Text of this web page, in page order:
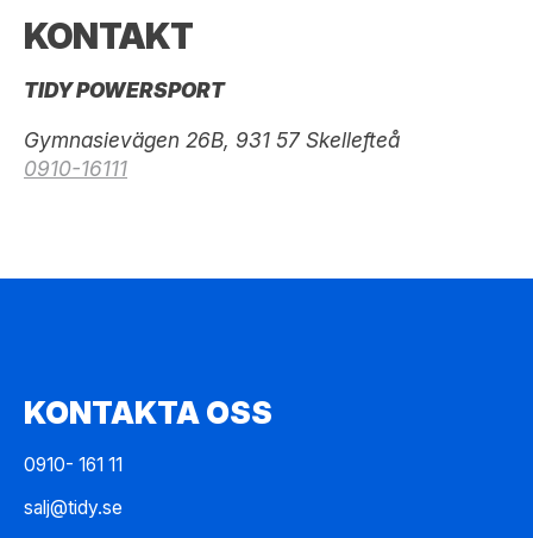
KONTAKT
TIDY POWERSPORT
Gymnasievägen 26B, 931 57 Skellefteå
0910-16111
KONTAKTA OSS
0910- 161 11
salj@tidy.se